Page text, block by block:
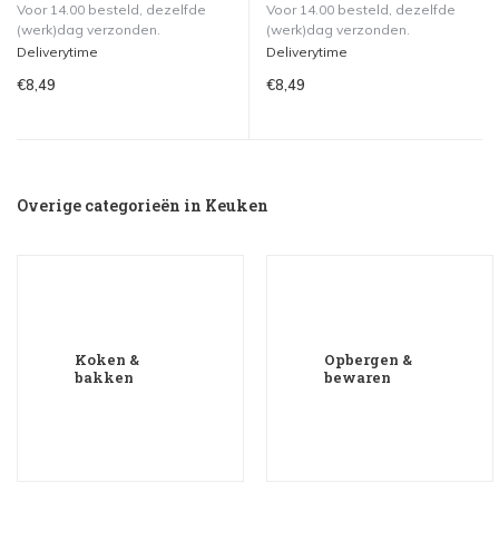
Voor 14.00 besteld, dezelfde
(werk)dag verzonden.
Deliverytime
€8,49
Voor 14.00 besteld, dezelfde
(werk)dag verzonden.
Deliverytime
€8,49
Overige categorieën in Keuken
Koken &
bakken
Opbergen &
bewaren